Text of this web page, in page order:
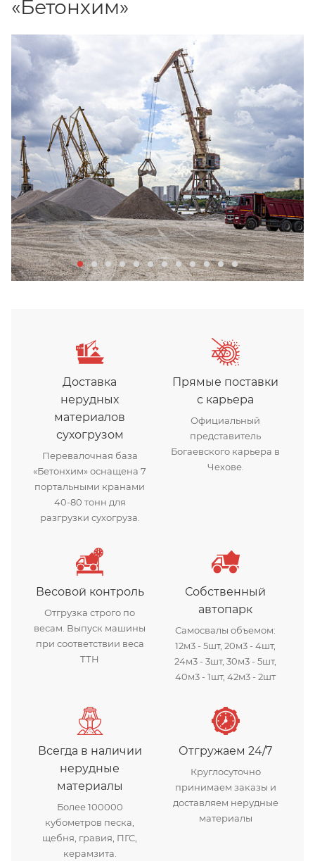
«Бетонхим»
Доставка
нерудных
материалов
сухогрузом
Перевалочная база
«Бетонхим» оснащена 7
портальными кранами
40-80 тонн для
разгрузки сухогруза.
Прямые поставки
с карьера
Официальный
представитель
Богаевского карьера в
Чехове.
Весовой контроль
Отгрузка строго по
весам. Выпуск машины
при соответствии веса
ТТН
Собственный
автопарк
Самосвалы объемом:
12м3 - 5шт, 20м3 - 4шт,
24м3 - 3шт, 30м3 - 5шт,
40м3 - 1шт, 42м3 - 2шт
Всегда в наличии
нерудные
материалы
Более 100000
кубометров песка,
щебня, гравия, ПГС,
керамзита.
Отгружаем 24/7
Круглосуточно
принимаем заказы и
доставляем нерудные
материалы